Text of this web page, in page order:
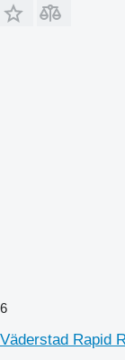
6
Väderstad Rapid